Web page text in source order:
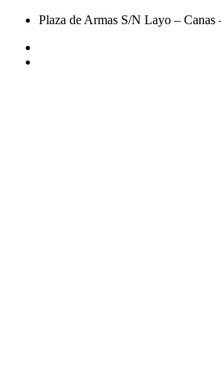
Plaza de Armas S/N Layo – Canas